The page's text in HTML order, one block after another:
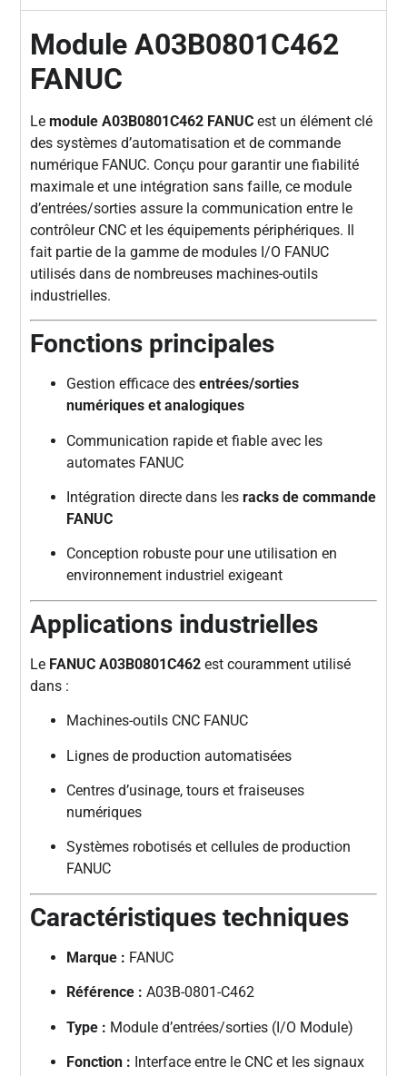
Module A03B0801C462
FANUC
Lemodule A03B0801C462 FANUC est un élément clé
des systèmes d’automatisation et de commande
numérique FANUC. Conçu pour garantir une fiabilité
maximale et une intégration sans faille, ce module
d’entrées/sorties assure la communication entre le
contrôleur CNC et les équipements périphériques. Il
fait partie de la gamme de modules I/O FANUC
utilisés dans de nombreuses machines-outils
industrielles.
Fonctions principales
Gestion efficace desentrées/sorties
numériques et analogiques
Communication rapide et fiable avec les
automates FANUC
Intégration directe dans lesracks de commande
FANUC
Conception robuste pour une utilisation en
environnement industriel exigeant
Applications industrielles
Le FANUC A03B0801C462 est couramment utilisé
dans :
Machines-outils CNC FANUC
Lignes de production automatisées
Centres d’usinage, tours et fraiseuses
numériques
Systèmes robotisés et cellules de production
FANUC
Caractéristiques techniques
Marque : FANUC
Référence : A03B-0801-C462
Type : Module d’entrées/sorties (I/O Module)
Fonction : Interface entre le CNC et les signaux